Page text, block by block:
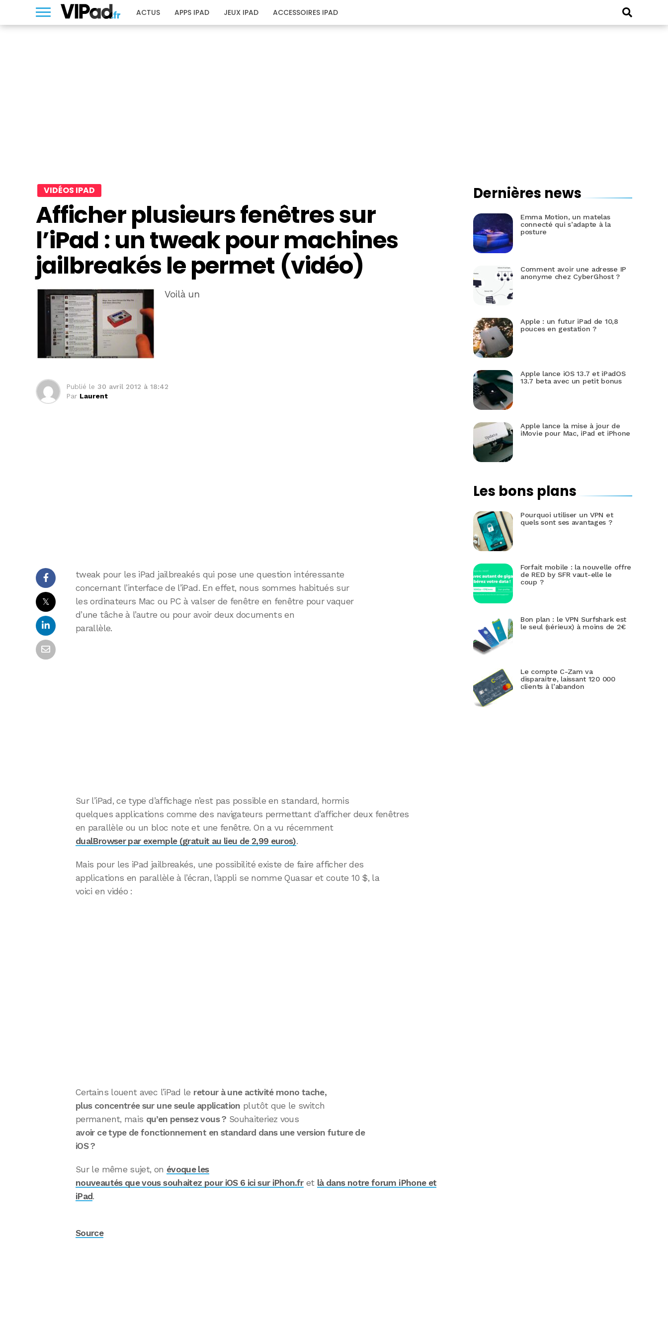
ACTUS APPS IPAD JEUX IPAD ACCESSOIRES IPAD
VIDÉOS IPAD
Afficher plusieurs fenêtres sur
l’iPad : un tweak pour machines
jailbreakés le permet (vidéo)
Voilà un
Publié le 30 avril 2012 à 18:42
Par Laurent
𝕏
tweak pour les iPad jailbreakés qui pose une question intéressante
concernant l’interface de l’iPad. En effet, nous sommes habitués sur
les ordinateurs Mac ou PC à valser de fenêtre en fenêtre pour vaquer
d’une tâche à l’autre ou pour avoir deux documents en
parallèle.
Sur l’iPad, ce type d’affichage n’est pas possible en standard, hormis
quelques applications comme des navigateurs permettant d’afficher deux fenêtres
en parallèle ou un bloc note et une fenêtre. On a vu récemment
dualBrowser par exemple (gratuit au lieu de 2,99 euros).
Mais pour les iPad jailbreakés, une possibilité existe de faire afficher des
applications en parallèle à l’écran, l’appli se nomme Quasar et coute 10 $, la
voici en vidéo :
Certains louent avec l’iPad le retour à une activité mono tache,
plus concentrée sur une seule application plutôt que le switch
permanent, mais qu’en pensez vous ? Souhaiteriez vous
avoir ce type de fonctionnement en standard dans une version future de
iOS ?
Sur le même sujet, on évoque les
nouveautés que vous souhaitez pour iOS 6 ici sur iPhon.fret là dans notre forum iPhone et
iPad.
Source
Dernières news
Emma Motion, un matelas
connecté qui s’adapte à la
posture
Comment avoir une adresse IP
anonyme chez CyberGhost ?
Apple : un futur iPad de 10,8
pouces en gestation ?
Apple lance iOS 13.7 et iPadOS
13.7 beta avec un petit bonus
Apple lance la mise à jour de
iMovie pour Mac, iPad et iPhone
Les bons plans
Pourquoi utiliser un VPN et
quels sont ses avantages ?
Forfait mobile : la nouvelle offre
de RED by SFR vaut-elle le
coup ?
Bon plan : le VPN Surfshark est
le seul (sérieux) à moins de 2€
Le compte C-Zam va
disparaitre, laissant 120 000
clients à l’abandon